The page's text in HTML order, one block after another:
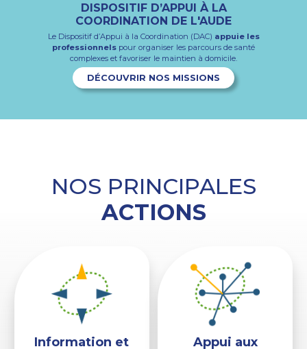
DISPOSITIF D’APPUI À LA
COORDINATION DE L'AUDE
Le Dispositif d’Appui à la Coordination (DAC) appuie les
professionnels pour organiser les parcours de santé
complexes et favoriser le maintien à domicile.
DÉCOUVRIR NOS MISSIONS
ESPACE PROFESSIONNEL
Retrouvez l'ensemble desoutils et documentsréservés
aux professionnels
S'INSCRIRE À L'ESPACE PRO
PROFESSIONNELS, PARTENAIRES,
ACTEURS DE SANTÉ : RESTONS
CONNECTÉS !
Actualités du territoire, nouveautés, outils, ressources…
Restez informés en vous abonnant dès maintenant à
JE M'ABONNE
LE DAC FAIT LE LIEN POUR TROUVER
LES BONS PROFESSIONNELS
Le DAC, c’est unservice d’aide gratuitpour organiser les
parcours de santé jugés complexes.
NOUS SOLLICITER
NOS PRINCIPALES
ACTIONS
Information et
Appui aux